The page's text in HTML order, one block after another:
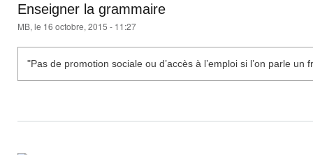
Enseigner la grammaire
MB, le 16 octobre, 2015 - 11:27
"Pas de promotion sociale ou d’accès à l’emploi si l’on parle un